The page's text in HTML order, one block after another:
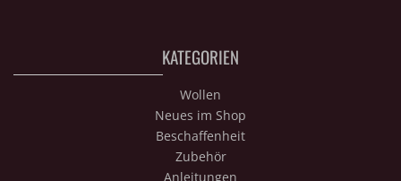
KATEGORIEN
Wollen
Neues im Shop
Beschaffenheit
Zubehör
Anleitungen